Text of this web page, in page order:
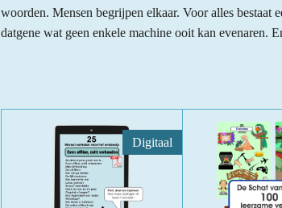
woorden. Mensen begrijpen elkaar. Voor alles
datgene wat geen enkele machine ooit kan evenaren.
Digitaal